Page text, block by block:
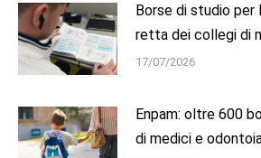
Borse di studio per
retta dei collegi di
17/07/2026
Enpam: oltre 600
di medici e